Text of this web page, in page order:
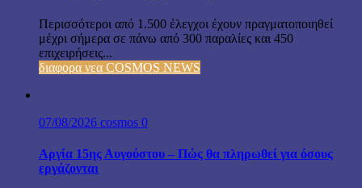
Περισσότεροι από 1.500 έλεγχοι έχουν πραγματοποιηθεί
μέχρι σήμερα σε πάνω από 300 παραλίες και 450
επιχειρήσεις...
διαφορα νεα COSMOS NEWS
07/08/2026 cosmos 0
Αργία 15ης Αυγούστου – Πώς θα πληρωθεί για όσους
εργάζονται